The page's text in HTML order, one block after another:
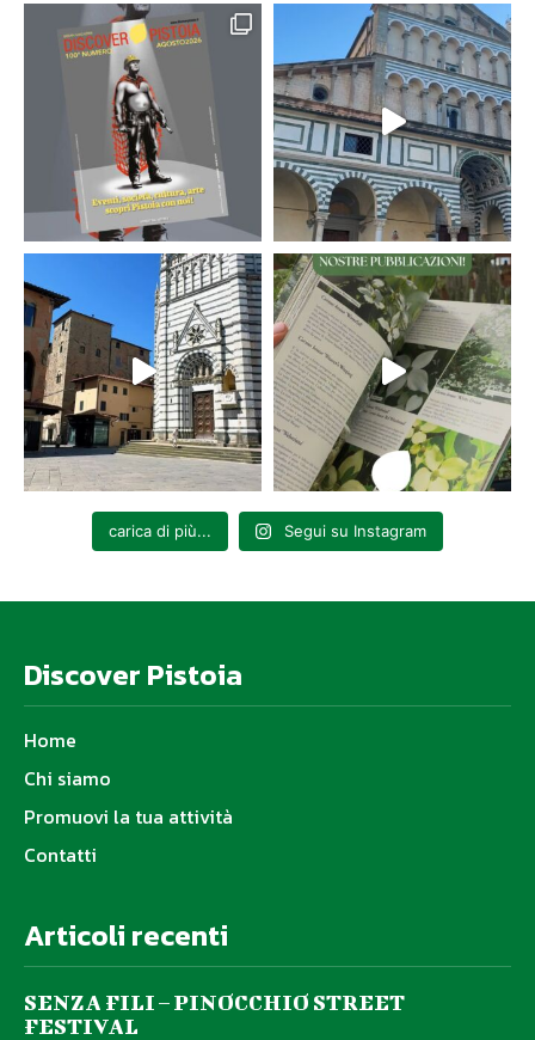
carica di più... Segui su Instagram
Discover Pistoia
Home
Chi siamo
Promuovi la tua attività
Contatti
Articoli recenti
SENZA FILI – PINOCCHIO STREET
FESTIVAL